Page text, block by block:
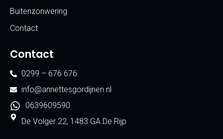
Buitenzonwering
Contact
Contact
0299 – 676 676
info@annettesgordijnen.nl
0639609590
De Volger 22, 1483 GA De Rijp